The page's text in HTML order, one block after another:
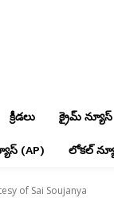
క్రీడలు క్రైమ్ న్యూస్‌
(AP) లోక‌ల్
of Sai Soujanya